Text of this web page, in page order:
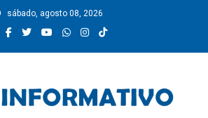
sábado, agosto 08, 2026